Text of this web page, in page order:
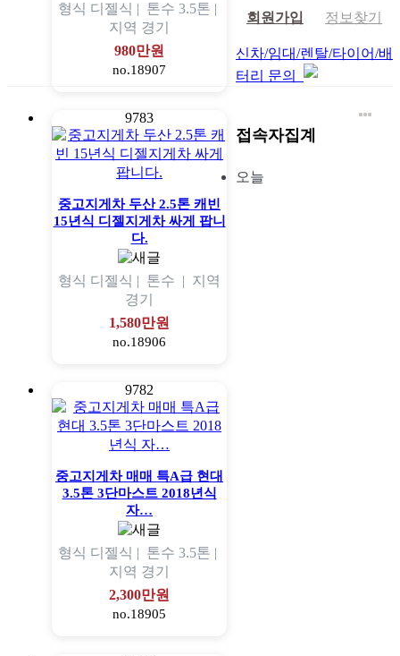
형식 디젤식 | 톤수 3.5톤 |
지역 경기
980만원
no.18907
9783
중고지게차 두산 2.5톤 캐빈
15년식 디젤지게차 싸게 팝니
다.
형식 디젤식 | 톤수 | 지역
경기
1,580만원
no.18906
9782
중고지게차 매매 특A급 현대
3.5톤 3단마스트 2018년식
자…
형식 디젤식 | 톤수 3.5톤 |
지역 경기
2,300만원
no.18905
회원가입 정보찾기
신차/임대/렌탈/타이어/배
터리 문의
접속자집계
오늘